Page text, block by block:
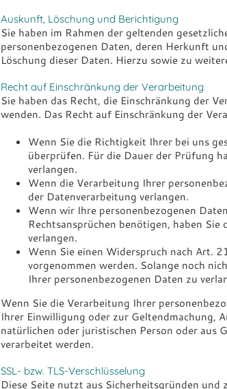
Auskunft, Löschung und Berichtigung
Sie haben im Rahmen der geltenden
personenbezogenen Daten, deren Herkunft
Löschung dieser Daten. Hierzu sowie zu
Recht auf Einschränkung der Verarbeitung
Sie haben das Recht, die Einschränkung der
wenden. Das Recht auf Einschränkung der
Wenn Sie die Richtigkeit Ihrer bei uns
überprüfen. Für die Dauer der Prüfung
verlangen.
Wenn die Verarbeitung Ihrer
der Datenverarbeitung verlangen.
Wenn wir Ihre personenbezogenen
Rechtsansprüchen benötigen, haben
verlangen.
Wenn Sie einen Widerspruch nach Art.
vorgenommen werden. Solange noch
Ihrer personenbezogenen Daten zu
Wenn Sie die Verarbeitung Ihrer
Ihrer Einwilligung oder zur Geltendmachung,
natürlichen oder juristischen Person oder aus
verarbeitet werden.
SSL- bzw. TLS-Verschlüsselung
Diese Seite nutzt aus Sicherheitsgründen